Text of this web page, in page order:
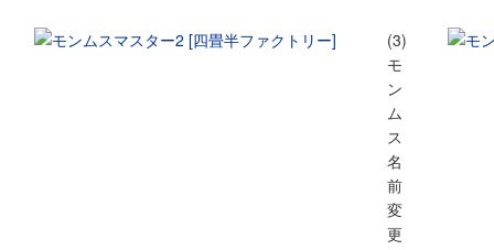
(3)
モ
ン
ム
ス
名
前
変
更